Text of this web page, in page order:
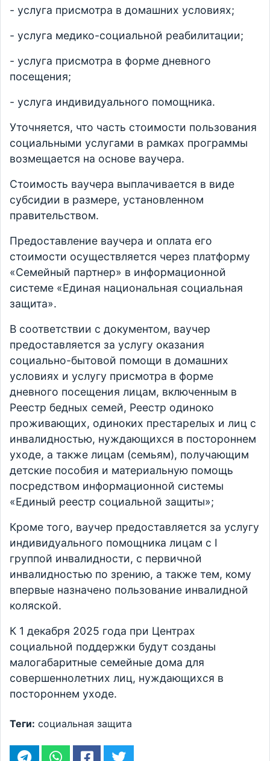
- услуга присмотра в домашних условиях;
- услуга медико-социальной реабилитации;
- услуга присмотра в форме дневного
посещения;
- услуга индивидуального помощника.
Уточняется, что часть стоимости пользования
социальными услугами в рамках программы
возмещается на основе ваучера.
Стоимость ваучера выплачивается в виде
субсидии в размере, установленном
правительством.
Предоставление ваучера и оплата его
стоимости осуществляется через платформу
«Семейный партнер» в информационной
системе «Единая национальная социальная
защита».
В соответствии с документом, ваучер
предоставляется за услугу оказания
социально-бытовой помощи в домашних
условиях и услугу присмотра в форме
дневного посещения лицам, включенным в
Реестр бедных семей, Реестр одиноко
проживающих, одиноких престарелых и лиц с
инвалидностью, нуждающихся в постороннем
уходе, а также лицам (семьям), получающим
детские пособия и материальную помощь
посредством информационной системы
«Единый реестр социальной защиты»;
Кроме того, ваучер предоставляется за услугу
индивидуального помощника лицам с I
группой инвалидности, с первичной
инвалидностью по зрению, а также тем, кому
впервые назначено пользование инвалидной
коляской.
К 1 декабря 2025 года при Центрах
социальной поддержки будут созданы
малогабаритные семейные дома для
совершеннолетних лиц, нуждающихся в
постороннем уходе.
Теги: социальная защита